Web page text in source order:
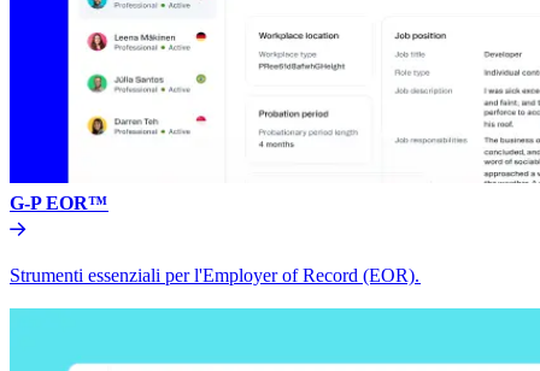
G-P EOR™​​
Strumenti essenziali per l'Employer of Record (EOR).​​